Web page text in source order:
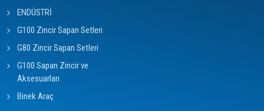
ENDÜSTRİ
G100 Zincir Sapan Setleri
G80 Zincir Sapan Setleri
G100 Sapan Zincir ve
Aksesuarları
Binek Araç